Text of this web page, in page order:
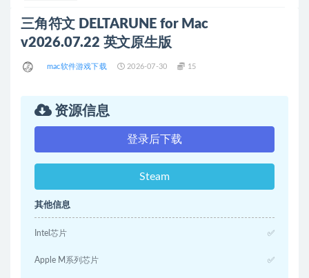
三角符文 DELTARUNE for Mac
v2026.07.22 英文原生版
mac软件游戏下载 2026-07-30 15
资源信息
登录后下载
Steam
其他信息
Intel芯片 ✅
Apple M系列芯片 ✅